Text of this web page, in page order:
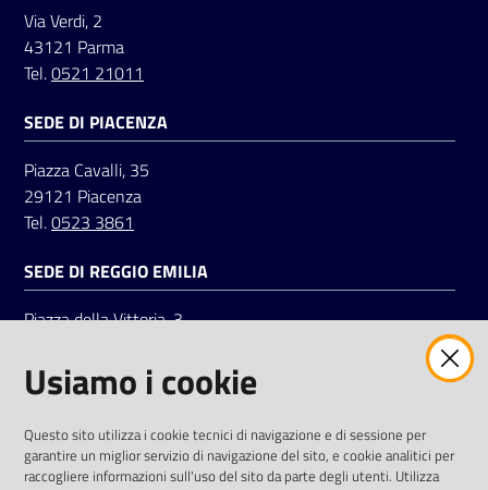
Via Verdi, 2
43121 Parma
Tel.0521 21011
SEDE DI PIACENZA
Piazza Cavalli, 35
29121 Piacenza
Tel.0523 3861
SEDE DI REGGIO EMILIA
Piazza della Vittoria, 3
Tel.0522 7961
LinkedinFacebookInstagram
Usiamo i cookie
Questo sito utilizza i cookie tecnici di navigazione e di sessione per
garantire un miglior servizio di navigazione del sito, e cookie analitici per
raccogliere informazioni sull'uso del sito da parte degli utenti. Utilizza